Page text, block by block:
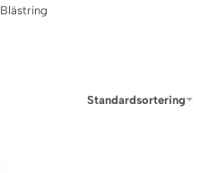
Blästring
Standardsortering